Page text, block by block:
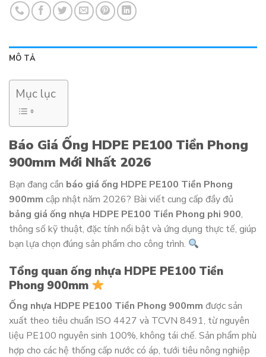
MÔ TẢ
Mục lục
Báo Giá Ống HDPE PE100 Tiền Phong
900mm Mới Nhất 2026
Bạn đang cần báo giá ống HDPE PE100 Tiền Phong
900mm cập nhật năm 2026? Bài viết cung cấp đầy đủ
bảng giá ống nhựa HDPE PE100 Tiền Phong phi 900,
thông số kỹ thuật, đặc tính nổi bật và ứng dụng thực tế, giúp
bạn lựa chọn đúng sản phẩm cho công trình.
Tổng quan ống nhựa HDPE PE100 Tiền
Phong 900mm
Ống nhựa HDPE PE100 Tiền Phong 900mm được sản
xuất theo tiêu chuẩn ISO 4427 và TCVN 8491, từ nguyên
liệu PE100 nguyên sinh 100%, không tái chế. Sản phẩm phù
hợp cho các hệ thống cấp nước có áp, tưới tiêu nông nghiệp